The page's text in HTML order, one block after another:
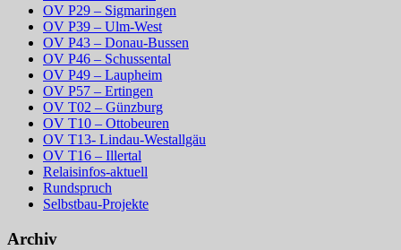
OV P29 – Sigmaringen
OV P39 – Ulm-West
OV P43 – Donau-Bussen
OV P46 – Schussental
OV P49 – Laupheim
OV P57 – Ertingen
OV T02 – Günzburg
OV T10 – Ottobeuren
OV T13- Lindau-Westallgäu
OV T16 – Illertal
Relaisinfos-aktuell
Rundspruch
Selbstbau-Projekte
Archiv